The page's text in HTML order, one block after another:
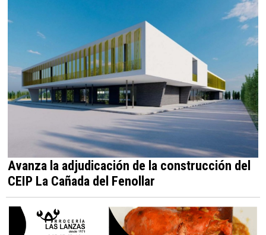
Avanza la adjudicación de la construcción del
CEIP La Cañada del Fenollar